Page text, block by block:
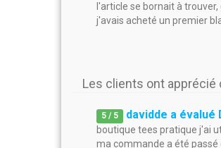
l'article se bornait à
j'avais acheté un premier
Les clients ont apprécié
5 / 5 davidde a évalué
boutique tees pratique j'ai
ma commande a été passé